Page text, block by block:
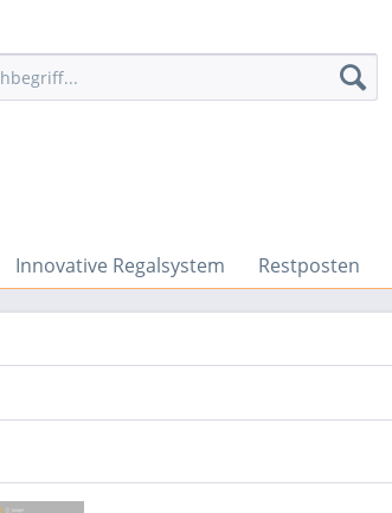
Innovative Regalsystem Restposten